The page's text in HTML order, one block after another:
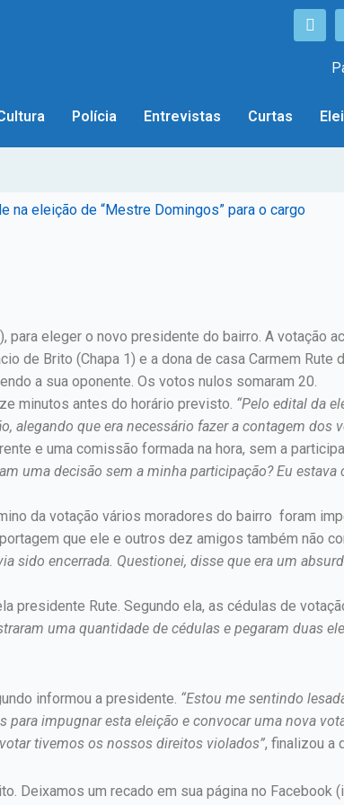
Polícia Entrevistas Curtas
na eleição de “Mestre Domingos” para o cargo
eleger o novo presidente do bairro. A votação
de Brito (Chapa 1) e a dona de casa Carmem Rute
a sua oponente. Os votos nulos somaram 20.
minutos antes do horário previsto. “Pelo edital da
alegando que era necessário fazer a contagem dos
e uma comissão formada na hora, sem a
uma decisão sem a minha participação? Eu
da votação vários moradores do bairro foram
que ele e outros dez amigos também não
encerrada. Questionei, disse que era um
presidente Rute. Segundo ela, as cédulas de
uma quantidade de cédulas e pegaram duas
informou a presidente. “Estou me sentindo
impugnar esta eleição e convocar uma nova
tivemos os nossos direitos violados”, finalizou a
Deixamos um recado em sua página no Facebook